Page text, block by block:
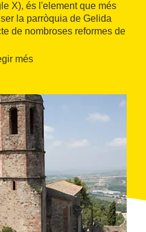
X), és l'element que més
la parròquia de Gelida
de nombroses reformes de
fins al barroc (segle
del Penedès i de l'Anoia.
més